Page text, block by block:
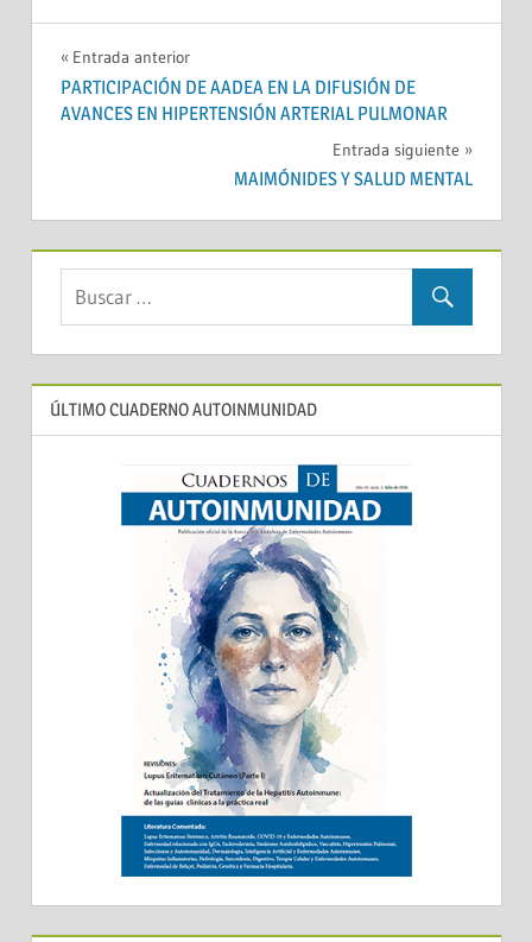
Navegación
de
Entrada anterior
PARTICIPACIÓN DE AADEA EN LA DIFUSIÓN DE
AVANCES EN HIPERTENSIÓN ARTERIAL PULMONAR
Entrada siguiente
MAIMÓNIDES Y SALUD MENTAL
ÚLTIMO CUADERNO AUTOINMUNIDAD